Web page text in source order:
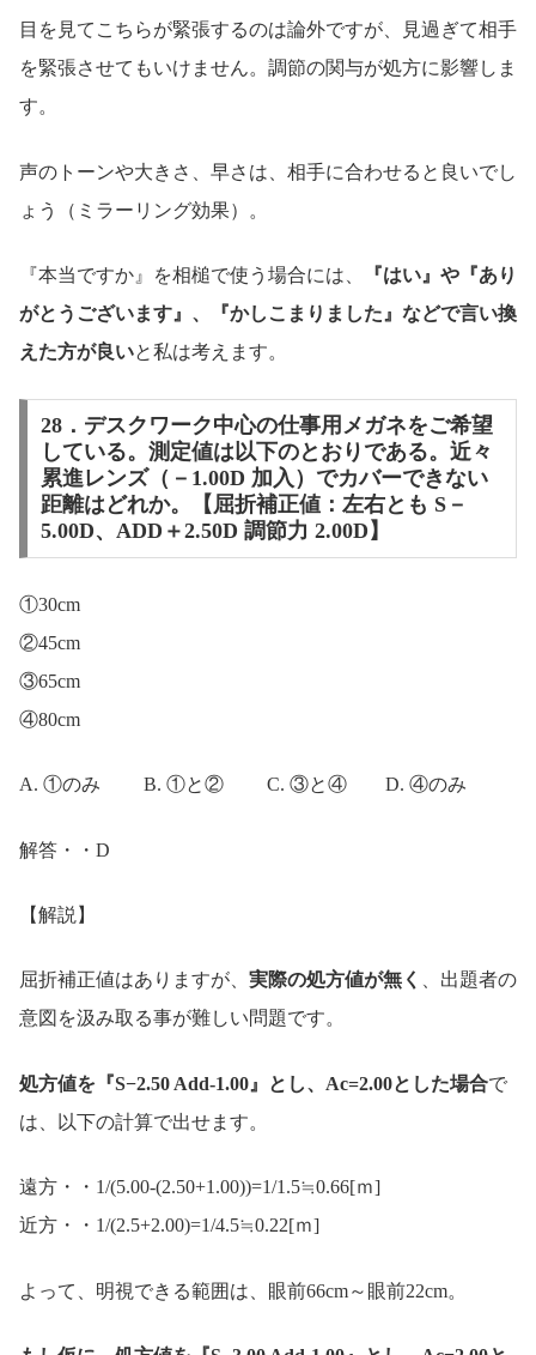
目を見てこちらが緊張するのは論外ですが、見過ぎて相手
を緊張させてもいけません。調節の関与が処方に影響しま
す。
声のトーンや大きさ、早さは、相手に合わせると良いでし
ょう（ミラーリング効果）。
『本当ですか』を相槌で使う場合には、
『はい』や『あり
がとうございます』、『かしこまりました』などで言い換
えた方が良いと私は考えます。
28．デスクワーク中心の仕事用メガネをご希望
している。測定値は以下のとおりである。近々
累進レンズ（－1.00D 加入）でカバーできない
距離はどれか。【屈折補正値：左右とも S－
5.00D、ADD＋2.50D 調節力 2.00D】
①30cm
②45cm
③65cm
④80cm
A. ①のみ B. ①と② C. ③と④ D. ④のみ
解答・・D
【解説】
屈折補正値はありますが、 実際の処方値が無く
、出題者の
意図を汲み取る事が難しい問題です。
処方値を『S−2.50 Add-1.00』とし、Ac=2.00とした場合で
は、以下の計算で出せます。
遠方・・1/(5.00-(2.50+1.00))=1/1.5≒0.66[ｍ]
近方・・1/(2.5+2.00)=1/4.5≒0.22[ｍ]
よって、明視できる範囲は、眼前66cm～眼前22cm。